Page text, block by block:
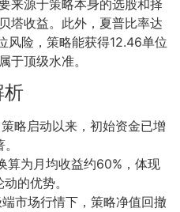
来源于策略本身的选股和择
塔收益。此外，夏普比率达
风险，策略能获得12.46单位
于顶级水准。
析
策略启动以来，初始资金已增
算为月均收益约60%，体现
的优势。
端市场行情下，策略净值回撤